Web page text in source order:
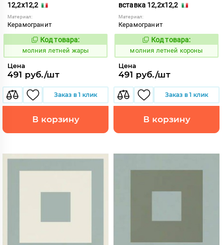
12,2x12,2
Материал:
Керамогранит
1005900
Код товара:
молния летней жары
Цена
491 руб./шт
Заказ в 1 клик
В корзину
вставка 12,2x12,2
Материал:
Керамогранит
1005913
Код товара:
молния летней короны
Цена
491 руб./шт
Заказ в 1 клик
В корзину